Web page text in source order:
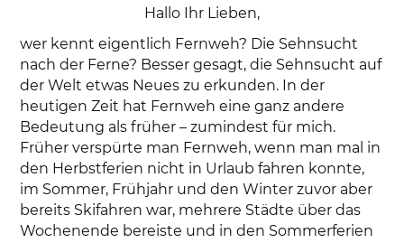
Hallo Ihr Lieben,
wer kennt eigentlich Fernweh? Die Sehnsucht
nach der Ferne? Besser gesagt, die Sehnsucht auf
der Welt etwas Neues zu erkunden. In der
heutigen Zeit hat Fernweh eine ganz andere
Bedeutung als früher – zumindest für mich.
Früher verspürte man Fernweh, wenn man mal in
den Herbstferien nicht in Urlaub fahren konnte,
im Sommer, Frühjahr und den Winter zuvor aber
bereits Skifahren war, mehrere Städte über das
Wochenende bereiste und in den Sommerferien